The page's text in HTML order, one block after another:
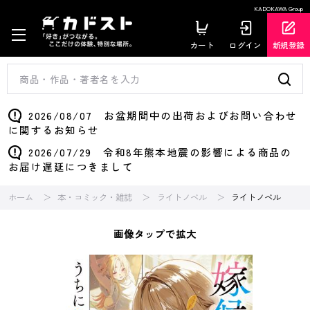
KADOKAWA Group
カート ログイン 新規登録
2026/08/07 お盆期間中の出荷およびお問い合わせ
に関するお知らせ
2026/07/29 令和8年熊本地震の影響による商品の
お届け遅延につきまして
ホーム 本・コミック・雑誌 ライトノベル ライトノベル
画像タップで拡大